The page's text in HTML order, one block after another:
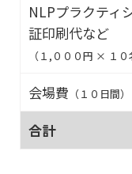
NLPプラクティ
証印刷代など
（１,０００円 × １０
会場費 （１０日間）
合計